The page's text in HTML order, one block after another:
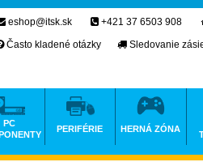
eshop@itsk.sk +421 37 6503 908
Často kladené otázky
Sledovanie
PC
PERIFÉRIE HERNÁ ZÓNA